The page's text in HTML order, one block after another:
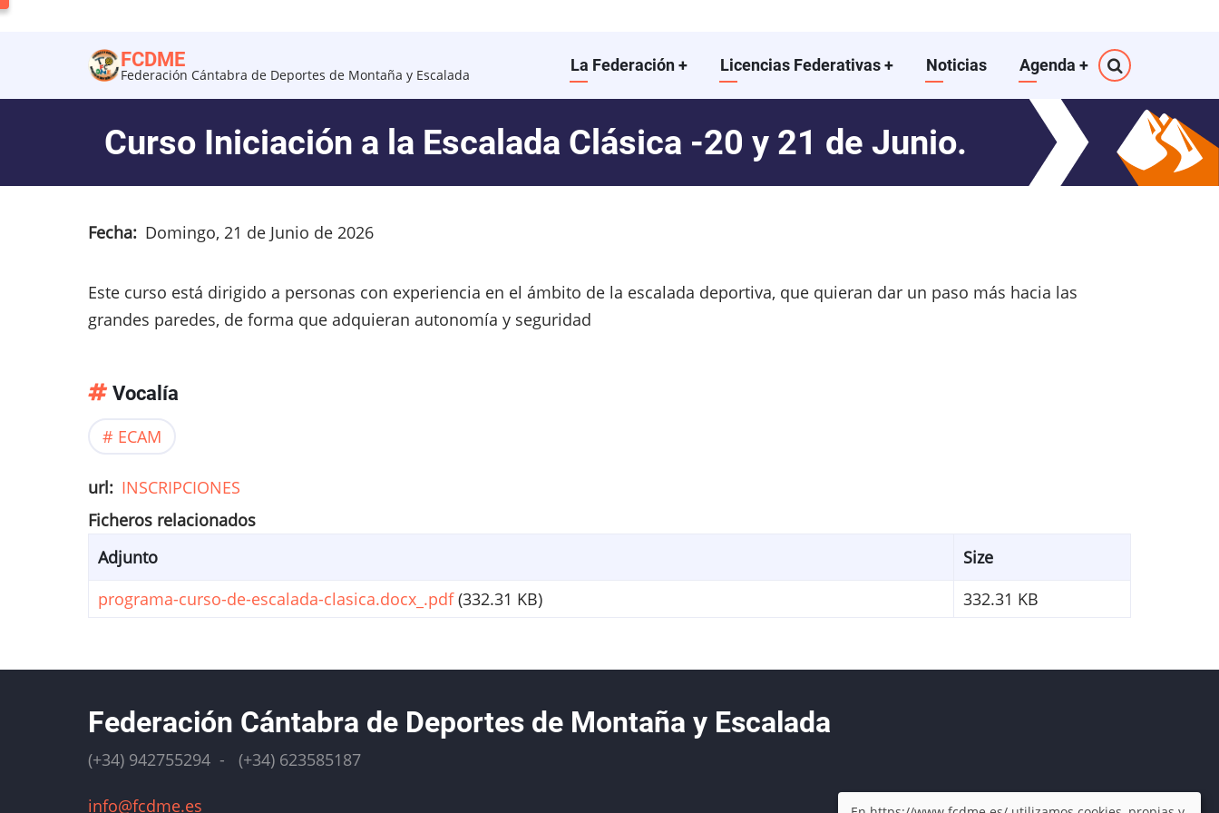
contenido
principal
FCDME
Federación Cántabra de Deportes de Montaña y Escalada
Main
La Federación+ Licencias Federativas+ Noticias Agenda +
Curso Iniciación a la Escalada Clásica -20 y 21 de Junio.
Fecha Domingo, 21 de Junio de 2026
Este curso está dirigido a personas con experiencia en el ámbito de la escalada deportiva, que quieran dar un paso más hacia las
grandes paredes, de forma que adquieran autonomía y seguridad
Vocalía
ECAM
url
INSCRIPCIONES
Ficheros relacionados
Adjunto
Size
programa-curso-de-escalada-clasica.docx_.pdf (332.31 KB) 332.31 KB
Federación Cántabra de Deportes de Montaña y Escalada
(+34) 942755294 - (+34) 623585187
info@fcdme.es